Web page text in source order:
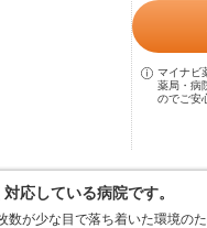
マイナビ
薬局・病
のでご安
応している病院です。
数が少な目で落ち着いた環境の